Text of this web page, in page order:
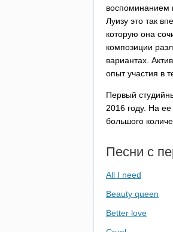
воспоминанием
Луизу это так
которую она
композиции
вариантах.
опыт участия в
Первый
2016 году. На
большого
Песни с
All I need
Beauty queen
Better love